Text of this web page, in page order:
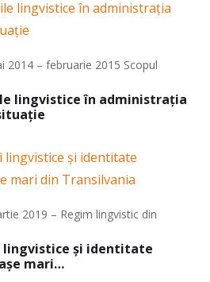
lingvistice în administrația
2014 – februarie 2015 Scopul
și identitate
mari…
2019 – Regim lingvistic din